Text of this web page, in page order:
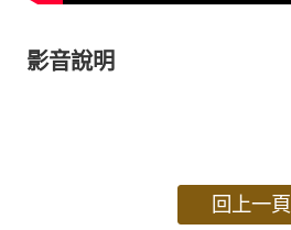
影音說明
回上一頁